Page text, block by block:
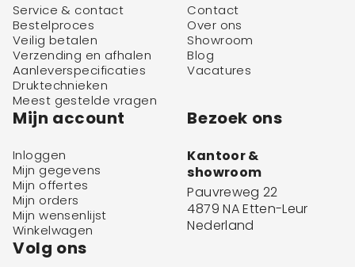
Service & contact
Bestelproces
Veilig betalen
Verzending en afhalen
Aanleverspecificaties
Druktechnieken
Meest gestelde vragen
Contact
Over ons
Showroom
Blog
Vacatures
Mijn account
Inloggen
Mijn gegevens
Mijn offertes
Mijn orders
Mijn wensenlijst
Winkelwagen
Bezoek ons
Kantoor &
showroom
Pauvreweg 22
4879 NA Etten-Leur
Nederland
Volg ons